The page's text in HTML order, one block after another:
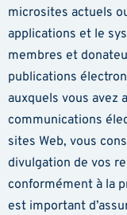
microsites actuels
applications et le
membres et
publications
auxquels vous avez
communications
sites Web, vous
divulgation de vos
conformément à la
est important